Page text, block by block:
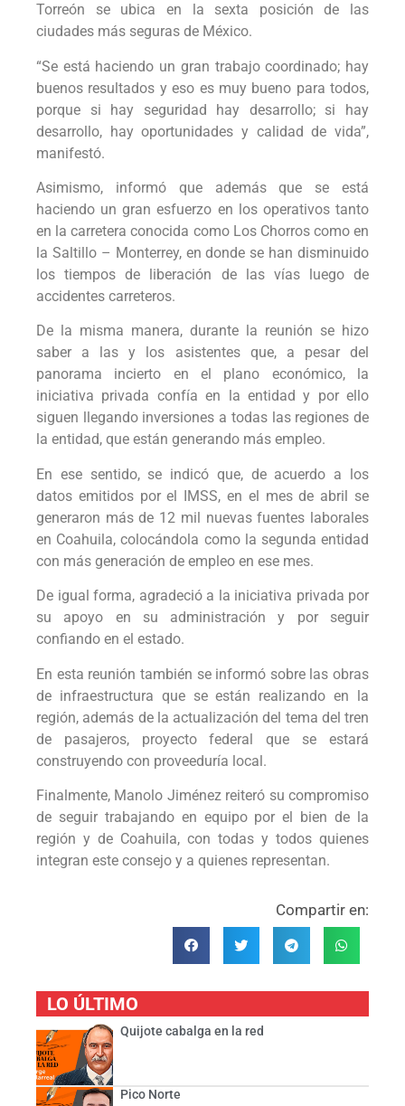
Torreón se ubica en la sexta posición de las
ciudades más seguras de México.
“Se está haciendo un gran trabajo coordinado; hay
buenos resultados y eso es muy bueno para todos,
porque si hay seguridad hay desarrollo; si hay
desarrollo, hay oportunidades y calidad de vida”,
manifestó.
Asimismo, informó que además que se está
haciendo un gran esfuerzo en los operativos tanto
en la carretera conocida como Los Chorros como en
la Saltillo – Monterrey, en donde se han disminuido
los tiempos de liberación de las vías luego de
accidentes carreteros.
De la misma manera, durante la reunión se hizo
saber a las y los asistentes que, a pesar del
panorama incierto en el plano económico, la
iniciativa privada confía en la entidad y por ello
siguen llegando inversiones a todas las regiones de
la entidad, que están generando más empleo.
En ese sentido, se indicó que, de acuerdo a los
datos emitidos por el IMSS, en el mes de abril se
generaron más de 12 mil nuevas fuentes laborales
en Coahuila, colocándola como la segunda entidad
con más generación de empleo en ese mes.
De igual forma, agradeció a la iniciativa privada por
su apoyo en su administración y por seguir
confiando en el estado.
En esta reunión también se informó sobre las obras
de infraestructura que se están realizando en la
región, además de la actualización del tema del tren
de pasajeros, proyecto federal que se estará
construyendo con proveeduría local.
Finalmente, Manolo Jiménez reiteró su compromiso
de seguir trabajando en equipo por el bien de la
región y de Coahuila, con todas y todos quienes
integran este consejo y a quienes representan.
Compartir en:
LO ÚLTIMO
Quijote cabalga en la red
Pico Norte